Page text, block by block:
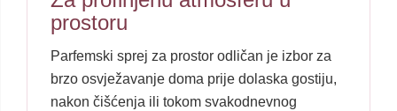
prostoru
Parfemski sprej za prostor odličan je izbor za
brzo osvježavanje doma prije dolaska gostiju,
nakon čišćenja ili tokom svakodnevnog